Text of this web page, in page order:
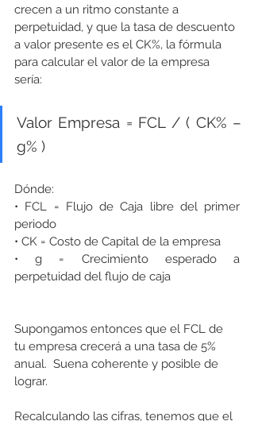
crecen a un ritmo constante a
perpetuidad, y que la tasa de descuento
a valor presente es el CK%, la fórmula
para calcular el valor de la empresa
sería:
Valor Empresa = FCL / ( CK% –
g% )
Dónde:
• FCL = Flujo de Caja libre del primer
periodo
• CK = Costo de Capital de la empresa
• g = Crecimiento esperado a
perpetuidad del flujo de caja
Supongamos entonces que el FCL de
tu empresa crecerá a una tasa de 5%
anual.  Suena coherente y posible de
lograr.
Recalculando las cifras, tenemos que el